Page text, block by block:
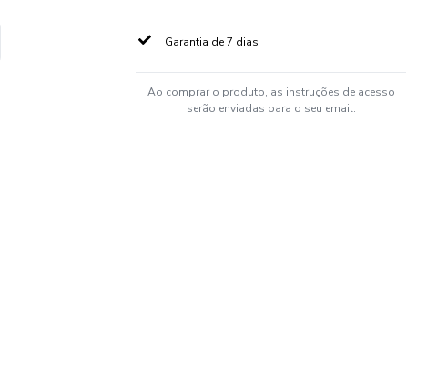
Garantia de 7 dias
Ao comprar o produto, as instruções de acesso
serão enviadas para o seu email.